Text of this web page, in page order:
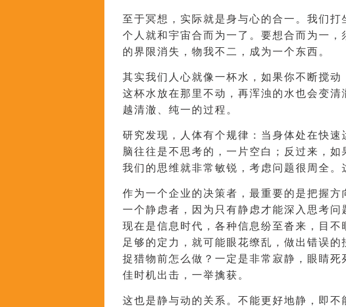
至于冥想，实际就是身与心的合一。我们
个人就和宇宙合而为一了。要想合而为一
的界限消失，物我不二，成为一个东西。
其实我们人心就像一杯水，如果你不断搅
这杯水放在那里不动，再浑浊的水也会变
越清澈、纯一的过程。
研究发现，人体有个规律：当身体处在快
脑往往是不思考的，一片空白；反过来，如
我们的思维就非常敏锐，考虑问题很周全。
作为一个企业的决策者，最重要的是把握
一个静虑者，因为只有静虑才能深入思考问
现在是信息时代，各种信息纷至沓来，目
足够的定力，就可能眼花缭乱，做出错误
捉猎物前怎么做？一定是非常寂静，眼睛
佳时机出击，一举擒获。
这也是静与动的关系。不能更好地静，即